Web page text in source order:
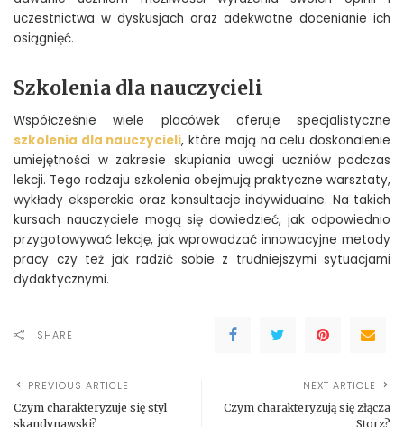
uczestnictwa w dyskusjach oraz adekwatne docenianie ich
osiągnięć.
Szkolenia dla nauczycieli
Współcześnie wiele placówek oferuje specjalistyczne
szkolenia dla nauczycieli, które mają na celu doskonalenie
umiejętności w zakresie skupiania uwagi uczniów podczas
lekcji. Tego rodzaju szkolenia obejmują praktyczne warsztaty,
wykłady eksperckie oraz konsultacje indywidualne. Na takich
kursach nauczyciele mogą się dowiedzieć, jak odpowiednio
przygotowywać lekcję, jak wprowadzać innowacyjne metody
pracy czy też jak radzić sobie z trudniejszymi sytuacjami
dydaktycznymi.
SHARE
PREVIOUS ARTICLE
Czym charakteryzuje się styl
skandynawski?
NEXT ARTICLE
Czym charakteryzują się złącza
Storz?